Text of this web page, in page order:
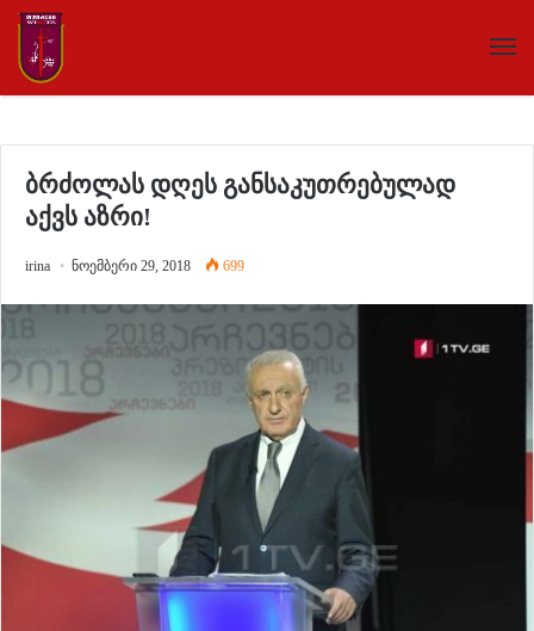
ბრძოლას დღეს განსაკუთრებულად
აქვს აზრი!
irina ნოემბერი 29, 2018 699